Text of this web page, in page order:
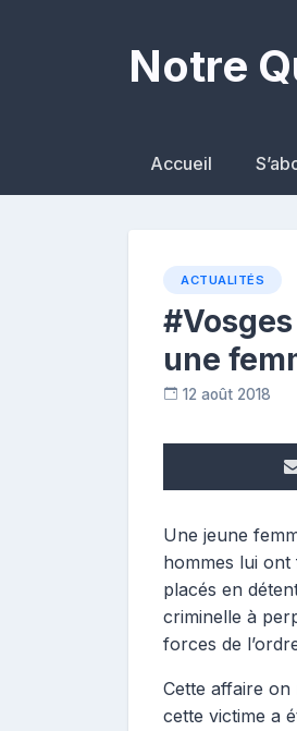
Notre
Accueil
ACTUALITÉS
#Vosges
une
12 août 2018
o
n
i
b
t
r
i
e
Une jeune
hommes lui ont
placés en
criminelle à
forces de
Cette affaire
cette victime a